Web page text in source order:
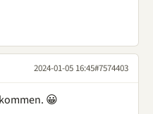
2024-01-05 16:45#7574403
😀